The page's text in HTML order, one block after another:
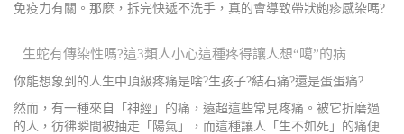
免疫力有關。那麼，拆完快遞不洗手，真的會導致帶狀皰疹感染嗎?
生蛇有傳染性嗎?這3類人小心這種疼得讓人想“噶”的病
你能想象到的人生中頂級疼痛是啥?生孩子?結石痛?還是蛋蛋痛?
然而，有一種來自「神經」的痛，遠超這些常見疼痛。被它折磨過
的人，彷彿瞬間被抽走「陽氣」，而這種讓人「生不如死」的痛便